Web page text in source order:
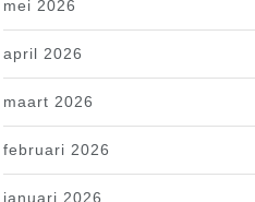
mei 2026
april 2026
maart 2026
februari 2026
januari 2026